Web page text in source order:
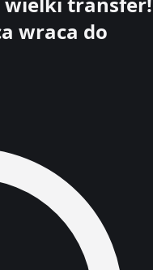
wraca do